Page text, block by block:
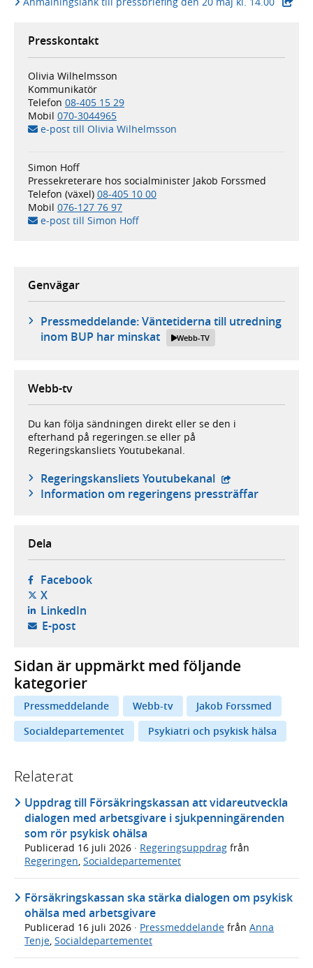
Presskontakt
Olivia Wilhelmsson
Kommunikatör
Telefon 08-405 15 29
Mobil 070-3044965
e-post till Olivia Wilhelmsson
Simon Hoff
Pressekreterare hos socialminister Jakob Forssmed
Telefon (växel) 08-405 10 00
Mobil 076-127 76 97
e-post till Simon Hoff
Genvägar
Pressmeddelande: Väntetiderna till utredning
inom BUP har minskat
Webb-TV
Webb-tv
Du kan följa sändningen direkt eller se den i
efterhand på regeringen.se eller på
Regeringskansliets Youtubekanal.
Regeringskansliets Youtubekanal - extern
Information om regeringens pressträffar
Dela
Facebook- öppnas i ny flik, extern webbplats,
X- öppnas i ny flik, extern webbplats,
LinkedIn- öppnas i ny flik, extern webbplats,
E-post- öppnar din e-postklient,
Sidan är uppmärkt med följande
kategorier
Pressmeddelande Webb-tv
Jakob Forssmed
Socialdepartementet
Psykiatri och psykisk hälsa
Relaterat
Uppdrag till Försäkringskassan att vidareutveckla
dialogen med arbetsgivare i sjukpenningärenden
som rör psykisk ohälsa
Publicerad 16 juli 2026 · Regeringsuppdrag från
Regeringen, Socialdepartementet
Försäkringskassan ska stärka dialogen om psykisk
ohälsa med arbetsgivare
Publicerad 16 juli 2026 · Pressmeddelande från Anna
Tenje Socialdepartementet